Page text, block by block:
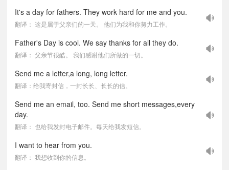
It's a day for fathers. They work hard for me and you.
翻译： 这是属于父亲们的一天。 他们为我和你努力工作。
Father's Day is cool. We say thanks for all they do.
翻译： 父亲节很酷。 我们感谢他们所做的一切。
Send me a letter,a long, long letter.
翻译：给我寄封信，一封长长、长长的信。
Send me an email, too. Send me short messages,every
day.
翻译： 也给我发封电子邮件。每天给我发短信。
I want to hear from you.
翻译： 我想收到你的信息。